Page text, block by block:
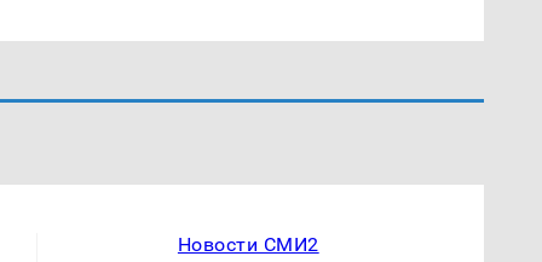
Новости СМИ2